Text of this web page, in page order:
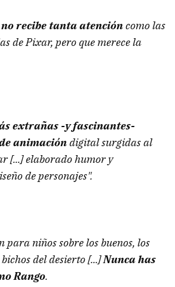
recibe tanta atencióncomo las
de Pixar, pero que merece la
extrañas -y fascinantes-
animacióndigital surgidas al
[...] elaborado humor y
de personajes".
para niños sobre los buenos, los
del desierto [...]Nunca has
Rango.